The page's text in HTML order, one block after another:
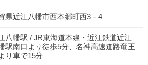
県近江八幡市西本郷町西3－4
八幡駅 / JR東海道本線・近江鉄道近江
駅南口より徒歩5分、名神高速道路竜王
り車で15分